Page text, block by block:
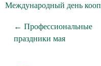
Международный день
← Профессиональные
праздники мая